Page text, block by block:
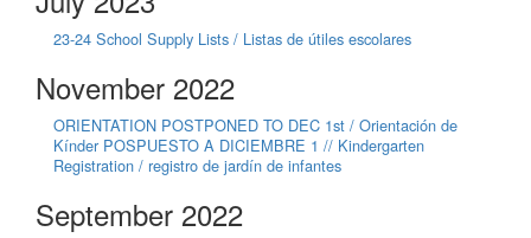
23-24 School Supply Lists / Listas de útiles escolares
November 2022
ORIENTATION POSTPONED TO DEC 1st / Orientación de
Kínder POSPUESTO A DICIEMBRE 1 // Kindergarten
Registration / registro de jardín de infantes
September 2022